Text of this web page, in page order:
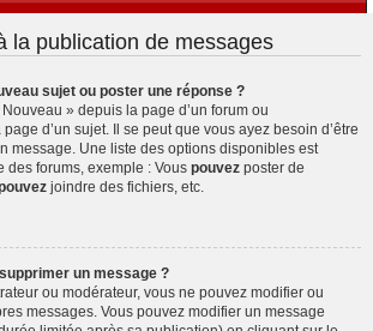
la publication de messages
sujet ou poster une réponse ?
» depuis la page d’un forum ou
d’un sujet. Il se peut que vous ayez besoin d’être
message. Une liste des options disponibles est
des forums, exemple : Vous pouvez poster de
joindre des fichiers, etc.
un message ?
ou modérateur, vous ne pouvez modifier ou
messages. Vous pouvez modifier un message